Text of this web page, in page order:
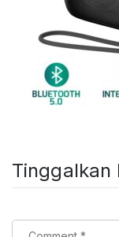
Tinggalkan